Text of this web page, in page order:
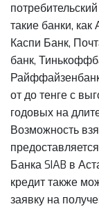
такие банки,
Каспи Банк,
банк,
от до тенге с
годовых на
Возможность
Банка SIAB в
кредит также
заявку на